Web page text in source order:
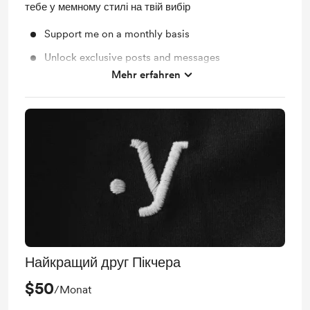
тебе у мемному стилі на твій вибір
Support me on a monthly basis
Unlock exclusive posts and messages
Пікчер намалює тебе у мемному стилі
Mehr erfahren
Найкращий друг Пікчера
$50/Monat